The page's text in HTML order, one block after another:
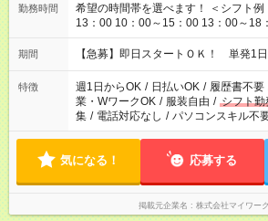
勤務時間
希望の時間帯を選べます！ ＜シフト
13：00 10：00～15：00 13：00～18
シフト例：8時間～＞ ・10：00～19
22：00～翌6：00 など！是非ご希望を
期間 【急募】即日スタートＯＫ！ 単発1日
特徴 週1日からOK / 日払いOK / 履歴書不要
業・WワークOK / 服装自由 / シフト勤
集 / 電話対応なし / パソコンスキル不
気になる！ 応募する
掲載元企業名 株式会社マイワーク